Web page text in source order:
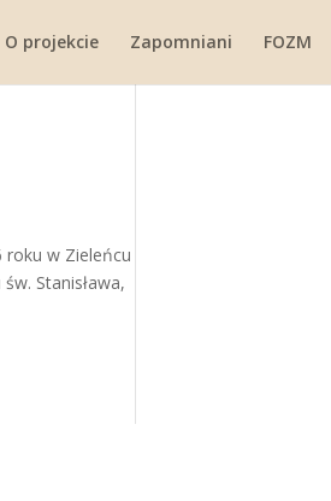
O projekcie Zapomniani FOZM
roku w Zieleńcu
Stanisława,